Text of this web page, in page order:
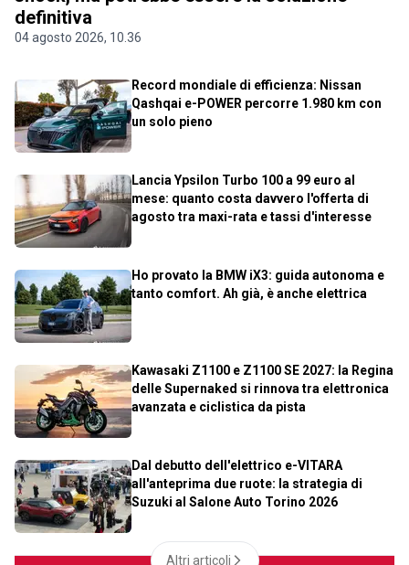
definitiva
04 agosto 2026, 10.36
Record mondiale di efficienza: Nissan
Qashqai e-POWER percorre 1.980 km con
un solo pieno
Lancia Ypsilon Turbo 100 a 99 euro al
mese: quanto costa davvero l'offerta di
agosto tra maxi-rata e tassi d'interesse
Ho provato la BMW iX3: guida autonoma e
tanto comfort. Ah già, è anche elettrica
Kawasaki Z1100 e Z1100 SE 2027: la Regina
delle Supernaked si rinnova tra elettronica
avanzata e ciclistica da pista
Dal debutto dell'elettrico e-VITARA
all'anteprima due ruote: la strategia di
Suzuki al Salone Auto Torino 2026
Altri articoli